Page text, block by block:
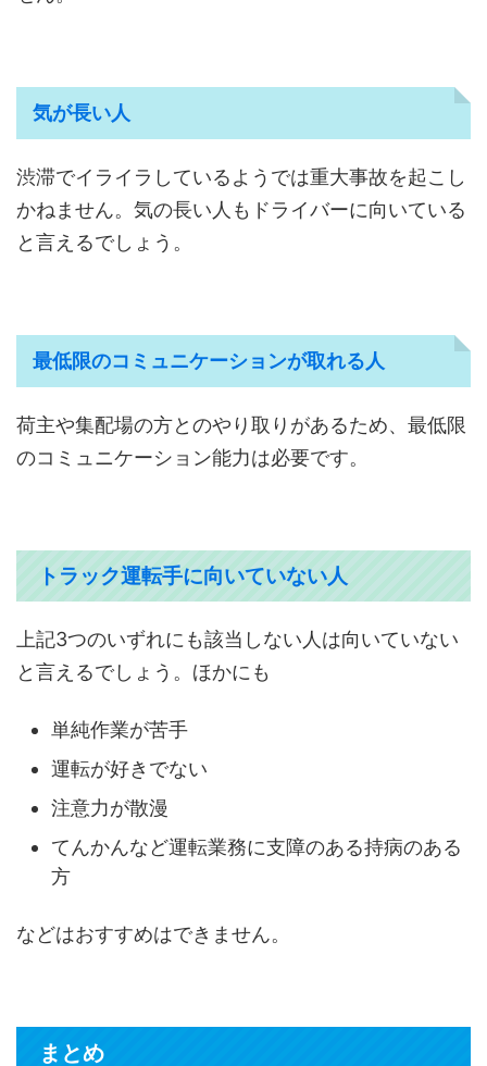
気が長い人
渋滞でイライラしているようでは重大事故を起こし
かねません。気の長い人もドライバーに向いている
と言えるでしょう。
最低限のコミュニケーションが取れる人
荷主や集配場の方とのやり取りがあるため、最低限
のコミュニケーション能力は必要です。
トラック運転手に向いていない人
上記3つのいずれにも該当しない人は向いていない
と言えるでしょう。ほかにも
単純作業が苦手
運転が好きでない
注意力が散漫
てんかんなど運転業務に支障のある持病のある
方
などはおすすめはできません。
まとめ